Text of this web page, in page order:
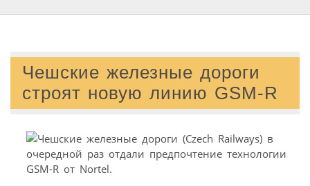
Чешские железные дороги
строят новую линию GSM-R